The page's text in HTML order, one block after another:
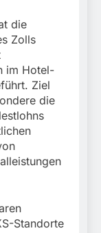
die
Zolls
im Hotel-
Ziel
die
Standorte